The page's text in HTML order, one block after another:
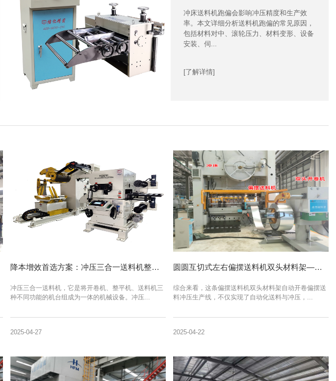
冲床送料机跑偏会影响冲压精度和生产效
率。本文详细分析送料机跑偏的常见原因，
包括材料对中、滚轮压力、材料变形、设备
安装、伺...
[了解详情]
降本增效首选方案：冲压三合一送料机整平/送料/料架一体化系统全解析
冲压三合一送料机，它是将开卷机、整平机、送料机三
种不同功能的机台组成为一体的机械设备。冲压...
2025-04-27
圆圆互切式左右偏摆送料机双头材料架—新能源行业高效自动化冲压生产线
综合来看，这条偏摆送料机双头材料架自动开卷偏摆送
料冲压生产线，不仅实现了自动化送料与冲压，...
2025-04-22